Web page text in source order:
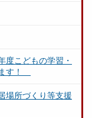
度こどもの学習・
す！
場所づくり等支援